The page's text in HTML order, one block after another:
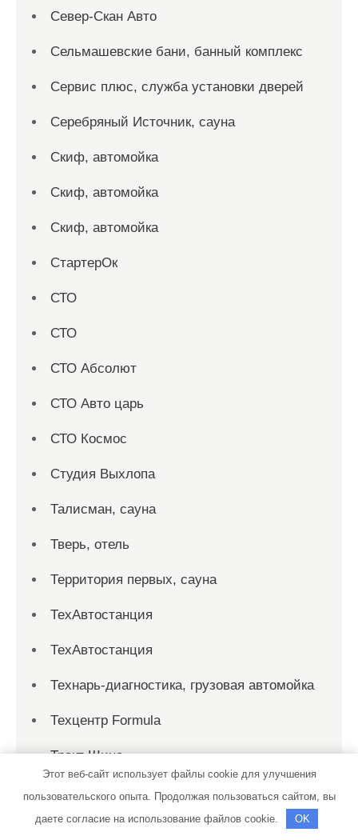
Север-Скан Авто
Сельмашевские бани, банный комплекс
Сервис плюс, служба установки дверей
Серебряный Источник, сауна
Скиф, автомойка
Скиф, автомойка
Скиф, автомойка
СтартерОк
СТО
СТО
СТО Абсолют
СТО Авто царь
СТО Космос
Студия Выхлопа
Талисман, сауна
Тверь, отель
Территория первых, сауна
ТехАвтостанция
ТехАвтостанция
Технарь-диагностика, грузовая автомойка
Техцентр Formula
Тракт Шина
Транс Лайн СТО
Трим, компания
Этот веб-сайт использует файлы cookie для улучшения
пользовательского опыта. Продолжая пользоваться сайтом, вы
даете согласие на использование файлов cookie.
OK